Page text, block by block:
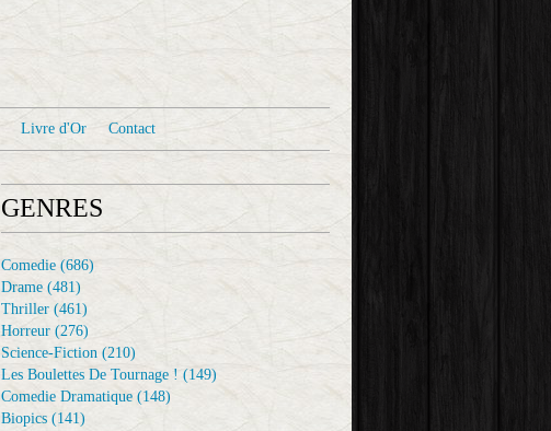
Livre d'Or Contact
GENRES
Comedie (686)
Drame (481)
Thriller (461)
Horreur (276)
Science-Fiction (210)
Les Boulettes De Tournage ! (149)
Comedie Dramatique (148)
Biopics (141)